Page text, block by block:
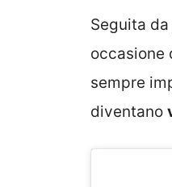
Seguita
occasione
sempre
diventano